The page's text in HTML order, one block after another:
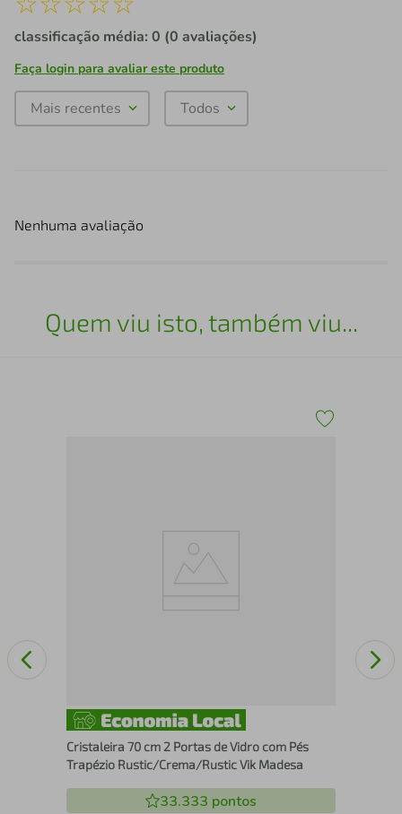
classificação média: 0 (0 avaliações)
Faça login para avaliar este produto
Mais recentes Todos
Nenhuma avaliação
Quem viu isto, também viu...
Cristaleira 70 cm 2 Portas de Vidro com Pés
Trapézio Rustic/Crema/Rustic Vik Madesa
33.333 pontos